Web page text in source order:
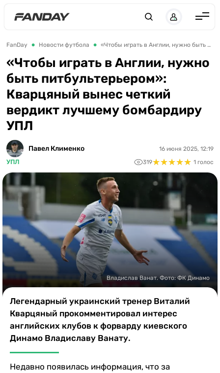
Испания
Германия
Италия
Франция
ЧЕ-2028
Казино
FanDay Новости футбола «Чтобы играть в Англии, нужно быть питбультерьером»: Кварцяный вынес четкий вердикт лучшему бомбардиру УПЛ
«Чтобы играть в Англии, нужно
быть питбультерьером»:
Кварцяный вынес четкий
вердикт лучшему бомбардиру
УПЛ
Павел Клименко
УПЛ
16 июня 2025, 12:19
319★★★★★
★★★★★ 1 голос
Владислав Ванат. Фото: ФК Динамо
Легендарный украинский тренер Виталий
Кварцяный прокомментировал интерес
английских клубов к форварду киевского
Динамо Владиславу Ванату.
Недавно появилась информация, что за